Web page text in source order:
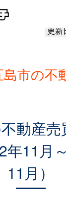
更新
市の不
動産売
年11月
11月）